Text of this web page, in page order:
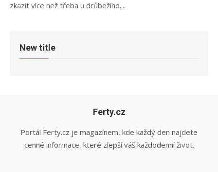
zkazit více než třeba u drůbežího....
New title
Ferty.cz
Portál Ferty.cz je magazínem, kde každý den najdete
cenné informace, které zlepší váš každodenní život.